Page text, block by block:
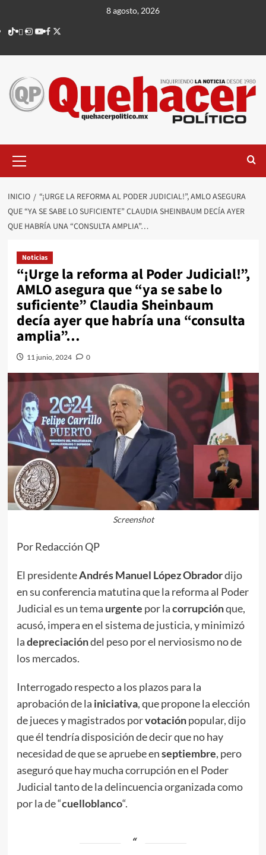
contenido
8 agosto, 2026
TikTok
threads
Instagram
Youtube
Facebook
X
principal
INICIO
“¡URGE LA REFORMA AL PODER JUDICIAL!”, AMLO ASEGURA
QUE “YA SE SABE LO SUFICIENTE” CLAUDIA SHEINBAUM DECÍA AYER
QUE HABRÍA UNA “CONSULTA AMPLIA”…
Noticias
“¡Urge la reforma al Poder Judicial!”,
AMLO asegura que “ya se sabe lo
suficiente” Claudia Sheinbaum
decía ayer que habría una “consulta
amplia”…
11 junio, 2024 0
Screenshot
Por Redacción QP
El presidenteAndrés Manuel López Obradordijo
en su conferencia matutina que la reforma al Poder
Judicial es un tema urgente por lacorrupciónque,
acusó, impera en el sistema de justicia, y minimizó
ladepreciacióndel peso por el nerviosismo no de
los mercados.
Interrogado respecto a los plazos para la
aprobación de la iniciativa, que propone la elección
de jueces y magistrados porvotaciónpopular, dijo
que él tendría disposición de decir que no hay
necesidad de que se apruebe enseptiembre, pero
aseguró que hay mucha corrupción en el Poder
Judicial tanto de la delincuencia organizada como
por la de “cuelloblanco“.